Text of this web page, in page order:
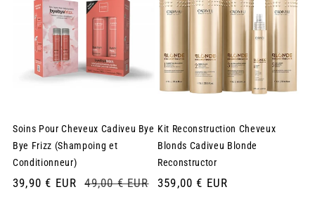
Soins Pour Cheveux Cadiveu Bye
Bye Frizz (Shampoing et
Conditionneur)
Prix
39,90 € EUR
Prix
49,00 € EUR
Kit Reconstruction Cheveux
Blonds Cadiveu Blonde
Reconstructor
Prix
359,00 € EUR